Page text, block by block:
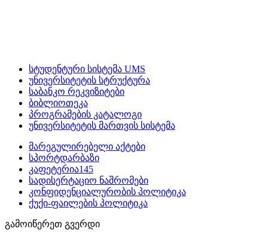
სტუდენტური სისტემა UMS
უნივერსიტეტის სტრუქტურა
საბანკო რეკვიზიტები
ბიბლიოთეკა
პროგრამების კატალოგი
უნივერსიტეტის მართვის სისტემა
მარეგულირებელი აქტები
სპორტდარბაზი
კაფეტერია145
სადისერტაციო ნაშრომები
კონფიდენციალურობის პოლიტიკა
ქუქი-ფაილების პოლიტიკა
გამოიწერეთ გვერდი